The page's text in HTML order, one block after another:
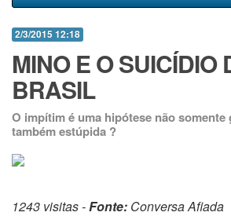
2/3/2015 12:18
MINO E O SUICÍDIO
BRASIL
O impítim é uma hipótese não somente
também estúpida ?
1243 visitas -Fonte: Conversa Afiada